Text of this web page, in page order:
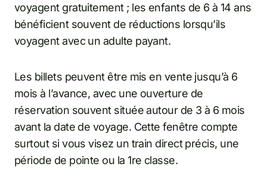
voyagent gratuitement ; les enfants de 6 à 14 ans
bénéficient souvent de réductions lorsqu’ils
voyagent avec un adulte payant.
Les billets peuvent être mis en vente jusqu’à 6
mois à l’avance, avec une ouverture de
réservation souvent située autour de 3 à 6 mois
avant la date de voyage. Cette fenêtre compte
surtout si vous visez un train direct précis, une
période de pointe ou la 1re classe.